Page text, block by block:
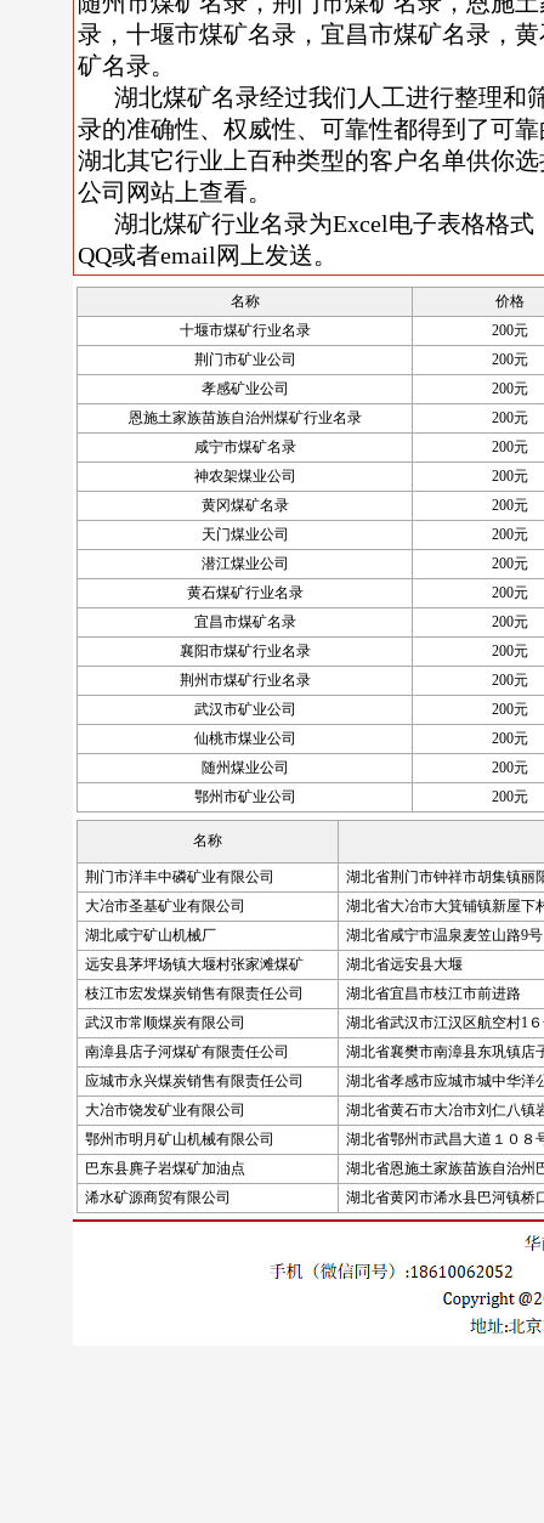
录，十堰市煤矿名录，宜昌市煤矿名录，
矿名录。
湖北煤矿名录经过我们人工进行整理和
录的准确性、权威性、可靠性都得到了可
湖北其它行业上百种类型的客户名单供你
公司网站上查看。
湖北煤矿行业名录为Excel电子表格格
QQ或者email网上发送。
名称
价格
十堰市煤矿行业名录
200元
荆门市矿业公司
200元
孝感矿业公司
200元
恩施土家族苗族自治州煤矿行业名录
200元
咸宁市煤矿名录
200元
神农架煤业公司
200元
黄冈煤矿名录
200元
天门煤业公司
200元
潜江煤业公司
200元
黄石煤矿行业名录
200元
宜昌市煤矿名录
200元
襄阳市煤矿行业名录
200元
荆州市煤矿行业名录
200元
武汉市矿业公司
200元
仙桃市煤业公司
200元
随州煤业公司
200元
鄂州市矿业公司
200元
名称
荆门市洋丰中磷矿业有限公司
湖北省荆门市钟祥市胡集镇丽
大冶市圣基矿业有限公司
湖北省大冶市大箕铺镇新屋下
湖北咸宁矿山机械厂
湖北省咸宁市温泉麦笠山路9号
远安县茅坪场镇大堰村张家滩煤矿
湖北省远安县大堰
枝江市宏发煤炭销售有限责任公司
湖北省宜昌市枝江市前进路
武汉市常顺煤炭有限公司
湖北省武汉市江汉区航空村1
南漳县店子河煤矿有限责任公司
湖北省襄樊市南漳县东巩镇店
应城市永兴煤炭销售有限责任公司
湖北省孝感市应城市城中华洋
大冶市饶发矿业有限公司
湖北省黄石市大冶市刘仁八镇
鄂州市明月矿山机械有限公司
湖北省鄂州市武昌大道１０８
巴东县麂子岩煤矿加油点
湖北省恩施土家族苗族自治州
浠水矿源商贸有限公司
湖北省黄冈市浠水县巴河镇桥